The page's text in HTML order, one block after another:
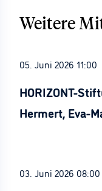
Weitere
05. Juni 2026 11:00
HORIZONT-
Hermert, Eva-
03. Juni 2026 08:00